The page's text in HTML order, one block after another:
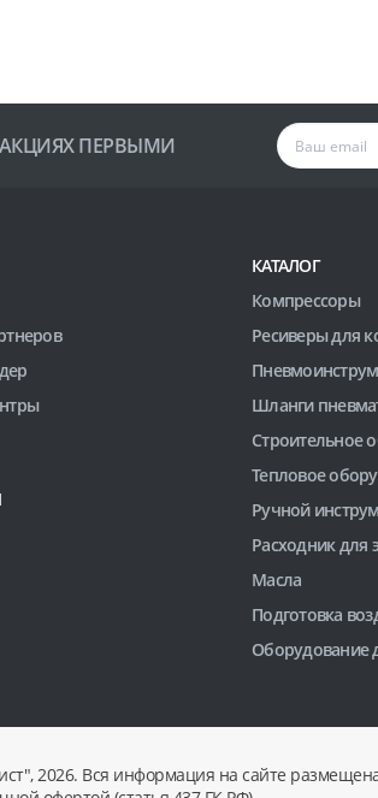
ПЕРВЫМИ
КАТАЛОГ
Компрессоры
Ресиверы для
Шланги
Строительное
Тепловое
Ручной
Расходник для
Масла
Подготовка
Оборудование
2026. Вся информация на сайте размещена